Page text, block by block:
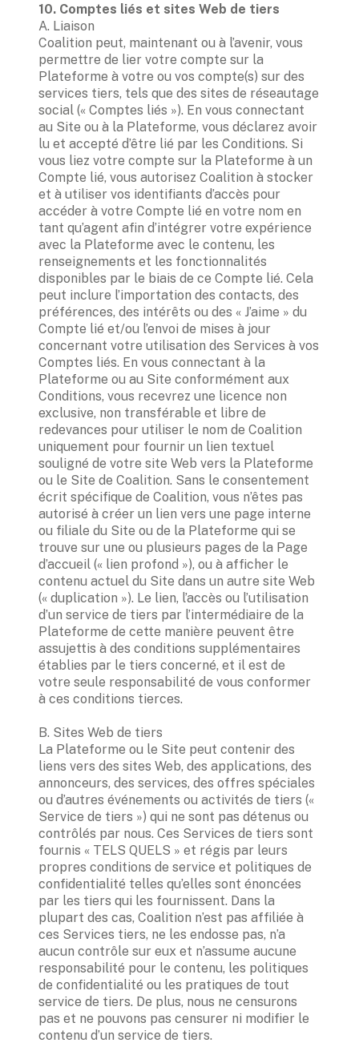
10. Comptes liés et sites Web de tiers
A. Liaison
Coalition peut, maintenant ou à l’avenir, vous
permettre de lier votre compte sur la
Plateforme à votre ou vos compte(s) sur des
services tiers, tels que des sites de réseautage
social (« Comptes liés »). En vous connectant
au Site ou à la Plateforme, vous déclarez avoir
lu et accepté d’être lié par les Conditions. Si
vous liez votre compte sur la Plateforme à un
Compte lié, vous autorisez Coalition à stocker
et à utiliser vos identifiants d’accès pour
accéder à votre Compte lié en votre nom en
tant qu’agent afin d’intégrer votre expérience
avec la Plateforme avec le contenu, les
renseignements et les fonctionnalités
disponibles par le biais de ce Compte lié. Cela
peut inclure l’importation des contacts, des
préférences, des intérêts ou des « J’aime » du
Compte lié et/ou l’envoi de mises à jour
concernant votre utilisation des Services à vos
Comptes liés. En vous connectant à la
Plateforme ou au Site conformément aux
Conditions, vous recevrez une licence non
exclusive, non transférable et libre de
redevances pour utiliser le nom de Coalition
uniquement pour fournir un lien textuel
souligné de votre site Web vers la Plateforme
ou le Site de Coalition. Sans le consentement
écrit spécifique de Coalition, vous n’êtes pas
autorisé à créer un lien vers une page interne
ou filiale du Site ou de la Plateforme qui se
trouve sur une ou plusieurs pages de la Page
d’accueil (« lien profond »), ou à afficher le
contenu actuel du Site dans un autre site Web
(« duplication »). Le lien, l’accès ou l’utilisation
d’un service de tiers par l’intermédiaire de la
Plateforme de cette manière peuvent être
assujettis à des conditions supplémentaires
établies par le tiers concerné, et il est de
votre seule responsabilité de vous conformer
à ces conditions tierces.
B. Sites Web de tiers
La Plateforme ou le Site peut contenir des
liens vers des sites Web, des applications, des
annonceurs, des services, des offres spéciales
ou d’autres événements ou activités de tiers («
Service de tiers ») qui ne sont pas détenus ou
contrôlés par nous. Ces Services de tiers sont
fournis « TELS QUELS » et régis par leurs
propres conditions de service et politiques de
confidentialité telles qu’elles sont énoncées
par les tiers qui les fournissent. Dans la
plupart des cas, Coalition n’est pas affiliée à
ces Services tiers, ne les endosse pas, n’a
aucun contrôle sur eux et n’assume aucune
responsabilité pour le contenu, les politiques
de confidentialité ou les pratiques de tout
service de tiers. De plus, nous ne censurons
pas et ne pouvons pas censurer ni modifier le
contenu d’un service de tiers.